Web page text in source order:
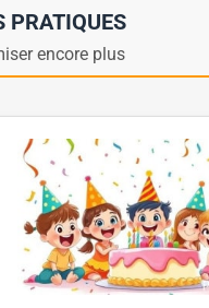
PRATIQUES
encore plus